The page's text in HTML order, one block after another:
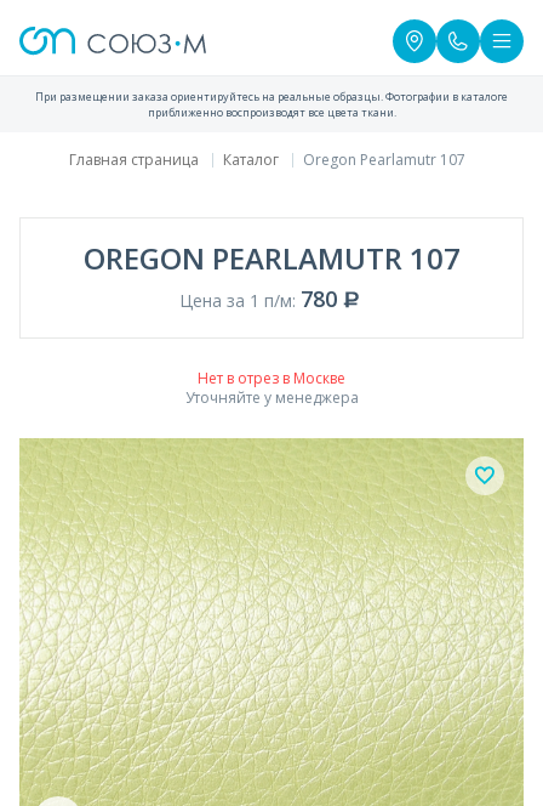
При размещении заказа ориентируйтесь на реальные образцы. Фотографии в каталоге
приближенно воспроизводят все цвета ткани.
Главная страница Каталог Oregon Pearlamutr 107
OREGON PEARLAMUTR 107
Цена за 1 п/м: 780
Нет в отрез в Москве
Уточняйте у менеджера